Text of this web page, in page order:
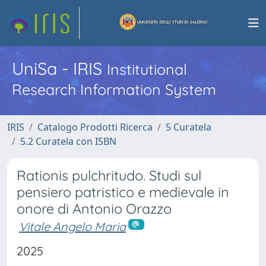
UniSa - IRISInstitutional
Research Information System
IRIS Catalogo Prodotti Ricerca
5 Curatela
5.2 Curatela con ISBN
Rationis pulchritudo. Studi sul
pensiero patristico e medievale in
onore di Antonio Orazzo
Vitale Angelo Maria
2025